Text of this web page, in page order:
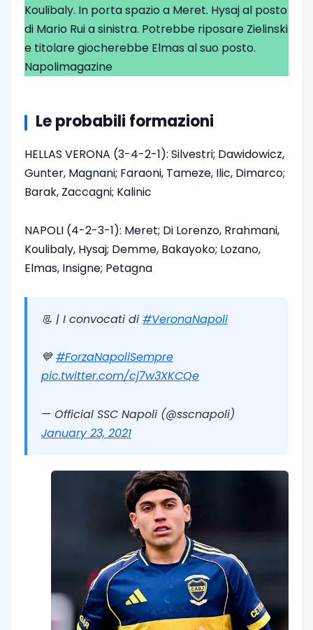
Koulibaly. In porta spazio a Meret. Hysaj al posto
di Mario Rui a sinistra. Potrebbe riposare Zielinski
e titolare giocherebbe Elmas al suo posto.
Napolimagazine
Le probabili formazioni
HELLAS VERONA (3-4-2-1): Silvestri; Dawidowicz,
Gunter, Magnani; Faraoni, Tameze, Ilic, Dimarco;
Barak, Zaccagni; Kalinic
NAPOLI (4-2-3-1): Meret; Di Lorenzo, Rrahmani,
Koulibaly, Hysaj; Demme, Bakayoko; Lozano,
Elmas, Insigne; Petagna
📃 | I convocati di #VeronaNapoli
💙#ForzaNapoliSempre
pic.twitter.com/cj7w3XKCQe
— Official SSC Napoli (@sscnapoli)
January 23, 2021